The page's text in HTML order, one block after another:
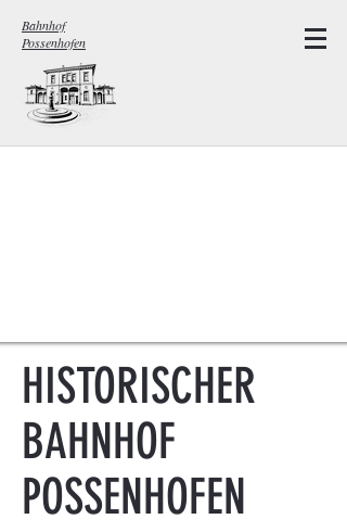
Bahnhof
Possenhofen
HISTORISCHER
BAHNHOF
POSSENHOFEN